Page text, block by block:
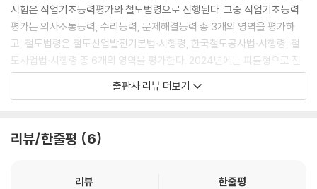
시험은 직업기초능력평가와 철도법령으로 진행된다. 그중 직업기초능력
평가는 의사소통능력, 수리능력, 문제해결능력 총 3개의 영역을 평가하
고, 철도법령은 철도산업발전기본법·시행령, 한국철도공사법·시행령, 철
도사업법·시행령 총 6개의 영역을 평가한다. 2024년에는 피듈형으로 진
행되었으며, 필기시험 고득점자 순으로 2배수를 선발하므로 고득점을 받
기 위해 새로운 유형에 대한 폭넓은 학습과 기존 문제풀이 시간 관리에 철
코레일 한국철도공사 고졸채용 필기시험 합격을 위해 시대에듀에서는 『2
&법령 실전모의고사 7+4회분』을 출간하였다. 실제 유형과 유사한 실전
출판사 리뷰 더보기
리뷰/한줄평 6
리뷰
한줄평